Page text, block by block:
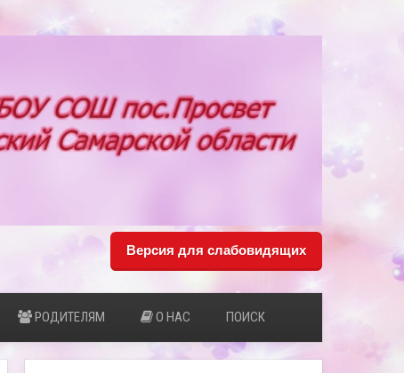
Версия для слабовидящих
РОДИТЕЛЯМ О НАС ПОИСК